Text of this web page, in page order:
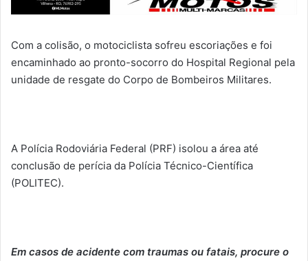
Com a colisão, o motociclista sofreu escoriações e foi
encaminhado ao pronto-socorro do Hospital Regional pela
unidade de resgate do Corpo de Bombeiros Militares.
A Polícia Rodoviária Federal (PRF) isolou a área até
conclusão de perícia da Polícia Técnico-Científica
(POLITEC).
Em casos de acidente com traumas ou fatais, procure o